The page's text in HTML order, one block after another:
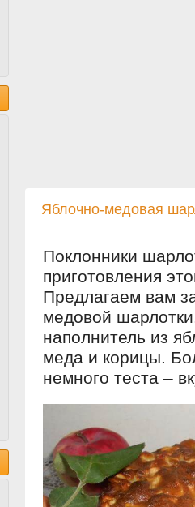
Яблочно-медовая
Поклонники
приготовления
Предлагаем вам
медовой
наполнитель из
меда и корицы.
немного теста –